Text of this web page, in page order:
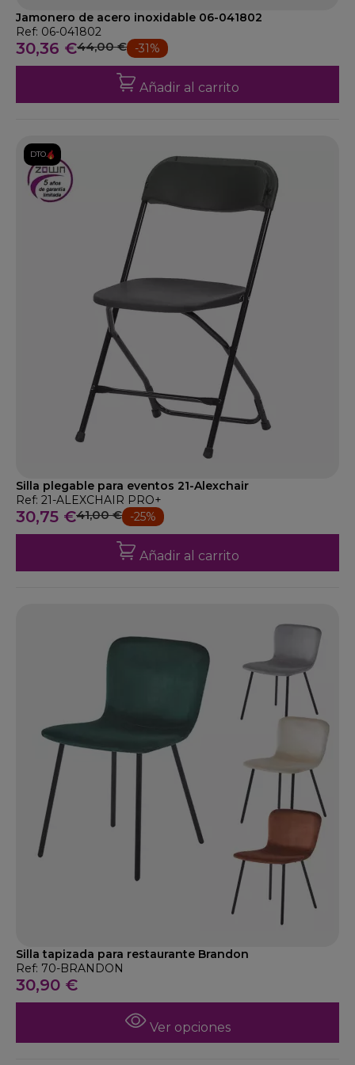
Jamonero de acero inoxidable 06-041802
Ref: 06-041802
30,36 €44,00 € -31%
Añadir al carrito
DTO.
Silla plegable para eventos 21-Alexchair
Ref: 21-ALEXCHAIR PRO+
30,75 €41,00 € -25%
Añadir al carrito
Silla tapizada para restaurante Brandon
Ref: 70-BRANDON
30,90 €
Ver opciones